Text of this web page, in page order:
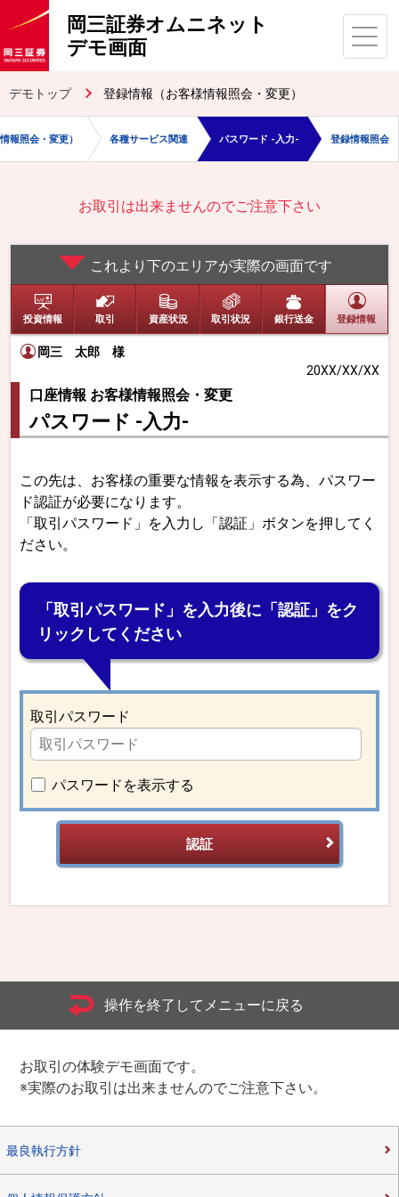
岡三証券オムニネット
デモ画面
デモトップ 登録情報（お客様情報照会・変更）
報照会・変更） 各種サービス関連 パスワード -入力- 登録情報照会
お取引は出来ませんのでご注意下さい
これより下のエリアが実際の画面です
投資情報 取引 資産状況 取引状況 銀行送金 登録情報
岡三 太郎
様
20XX/XX/XX
口座情報 お客様情報照会・変更
パスワード -入力-
この先は、お客様の重要な情報を表示する為、パスワー
ド認証が必要になります。
「取引パスワード」を入力し「認証」ボタンを押してく
ださい。
「取引パスワード」を入力後に「認証」をク
リックしてください
取引パスワード
パスワードを表示する
認証
お取引の体験デモ画面です。
※実際のお取引は出来ませんのでご注意下さい。
操作を終了してメニューに戻る
最良執行方針